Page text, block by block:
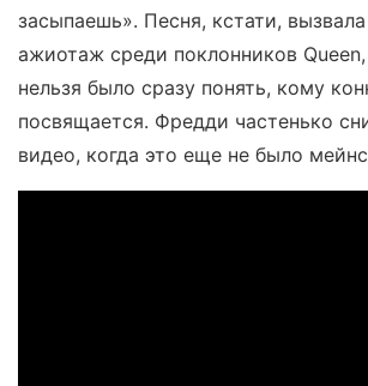
засыпаешь». Песня, кстати,
ажиотаж среди поклонников
нельзя было сразу понять, кому
посвящается. Фредди частенько
видео, когда это еще не было